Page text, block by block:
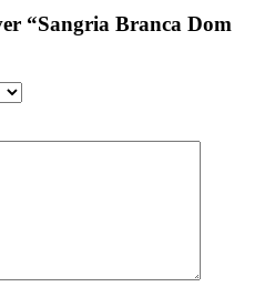
“Sangria Branca Dom